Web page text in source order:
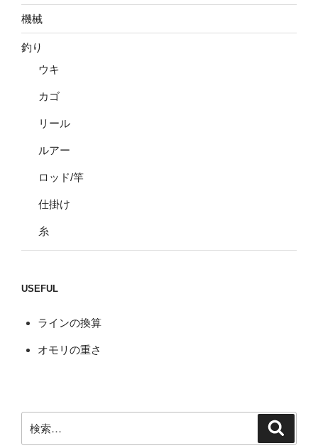
機械
釣り
ウキ
カゴ
リール
ルアー
ロッド/竿
仕掛け
糸
USEFUL
ラインの換算
オモリの重さ
索: